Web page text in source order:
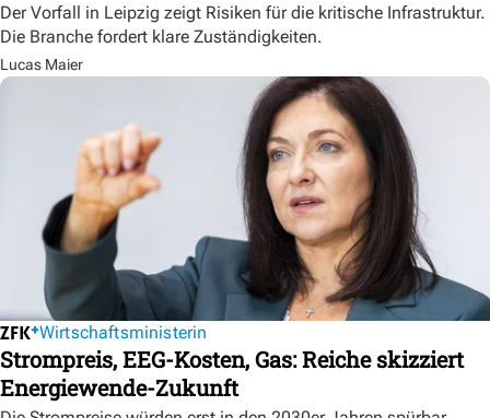
Der Vorfall in Leipzig zeigt Risiken für die kritische Infrastruktur.
Die Branche fordert klare Zuständigkeiten.
Lucas Maier
Wirtschaftsministerin
Strompreis, EEG-Kosten, Gas: Reiche skizziert
Energiewende-Zukunft